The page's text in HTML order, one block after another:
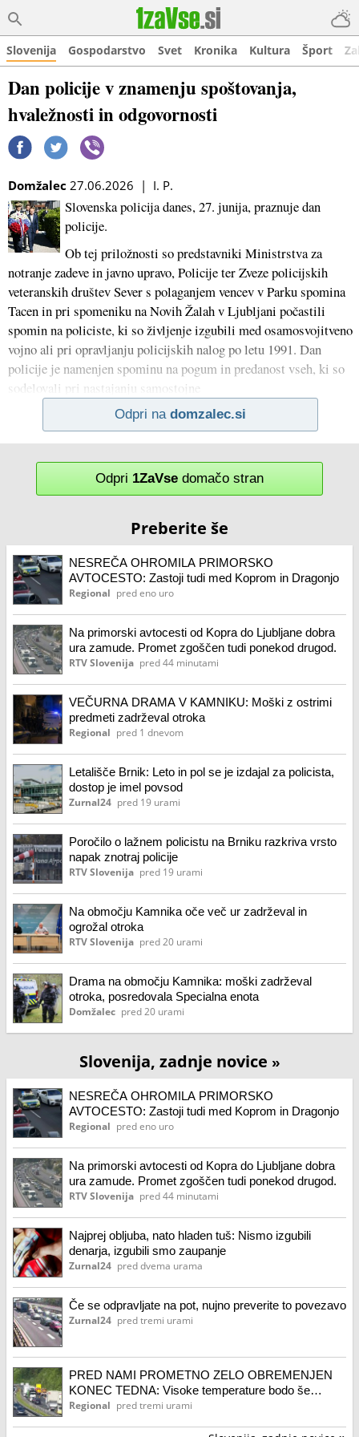
Slovenija Gospodarstvo Svet Kronika Kultura Šport
Dan policije v znamenju spoštovanja,
hvaležnosti in odgovornosti
Domžalec 27.06.2026 | I. P.
Slovenska policija danes, 27. junija, praznuje dan
policije.
Ob tej priložnosti so predstavniki Ministrstva za
notranje zadeve in javno upravo, Policije ter Zveze policijskih
veteranskih društev Sever s polaganjem vencev v Parku spomina
Tacen in pri spomeniku na Novih Žalah v Ljubljani počastili
spomin na policiste, ki so življenje izgubili med osamosvojitveno
vojno ali pri opravljanju policijskih nalog po letu 1991. Dan
policije je namenjen spominu na pogum in predanost vseh, ki so
sodelovali pri nastajanju samostojne
Odpri na domzalec.si
Odpri 1ZaVse domačo stran
Preberite še
NESREČA OHROMILA PRIMORSKO
AVTOCESTO: Zastoji tudi med Koprom in Dragonjo
Regional pred eno uro
Na primorski avtocesti od Kopra do Ljubljane dobra
ura zamude. Promet zgoščen tudi ponekod drugod.
RTV Slovenija pred 44 minutami
VEČURNA DRAMA V KAMNIKU: Moški z ostrimi
predmeti zadrževal otroka
Regional pred 1 dnevom
Letališče Brnik: Leto in pol se je izdajal za policista,
dostop je imel povsod
Zurnal24 pred 19 urami
Poročilo o lažnem policistu na Brniku razkriva vrsto
napak znotraj policije
RTV Slovenija pred 19 urami
Na območju Kamnika oče več ur zadrževal in
ogrožal otroka
RTV Slovenija pred 20 urami
Drama na območju Kamnika: moški zadrževal
otroka, posredovala Specialna enota
Domžalec pred 20 urami
Slovenija, zadnje novice »
NESREČA OHROMILA PRIMORSKO
AVTOCESTO: Zastoji tudi med Koprom in Dragonjo
Regional pred eno uro
Na primorski avtocesti od Kopra do Ljubljane dobra
ura zamude. Promet zgoščen tudi ponekod drugod.
RTV Slovenija pred 44 minutami
Najprej obljuba, nato hladen tuš: Nismo izgubili
denarja, izgubili smo zaupanje
Zurnal24 pred dvema urama
Če se odpravljate na pot, nujno preverite to povezavo
Zurnal24 pred tremi urami
PRED NAMI PROMETNO ZELO OBREMENJEN
KONEC TEDNA: Visoke temperature bodo še
vztrajale
Regional pred tremi urami